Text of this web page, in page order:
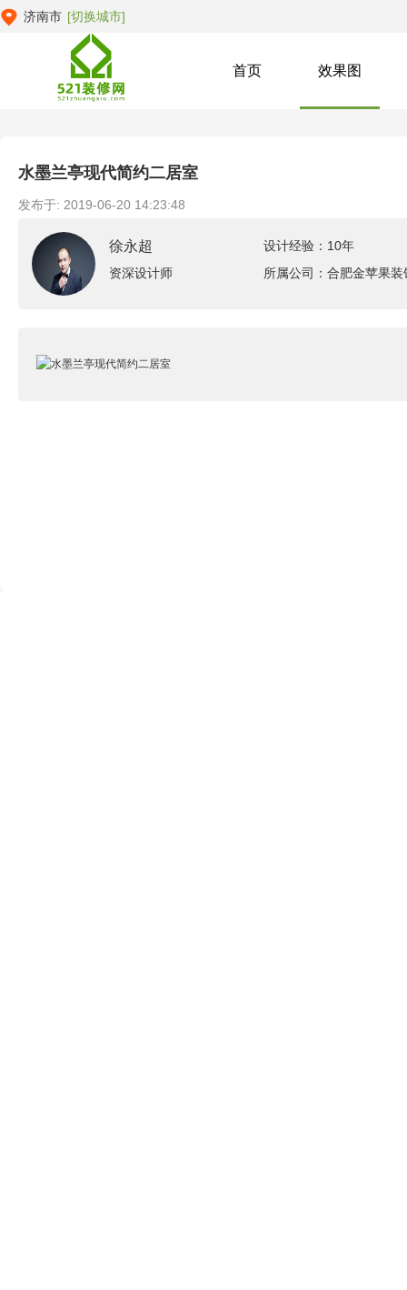
济南市 [切换城市]
首页 效果图
水墨兰亭现代简约二居室
发布于: 2019-06-20 14:23:48
徐永超
资深设计师
设计经验：10年
所属公司：合肥金苹果装